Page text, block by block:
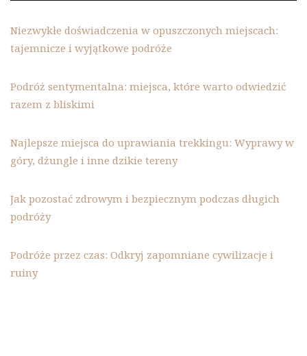
Niezwykłe doświadczenia w opuszczonych miejscach:
tajemnicze i wyjątkowe podróże
Podróż sentymentalna: miejsca, które warto odwiedzić
razem z bliskimi
Najlepsze miejsca do uprawiania trekkingu: Wyprawy w
góry, dżungle i inne dzikie tereny
Jak pozostać zdrowym i bezpiecznym podczas długich
podróży
Podróże przez czas: Odkryj zapomniane cywilizacje i
ruiny